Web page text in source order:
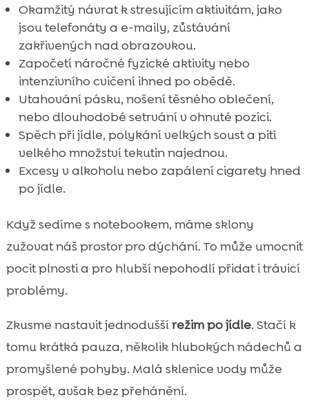
Okamžitý návrat k stresujícím aktivitám, jako
jsou telefonáty a e-maily, zůstávání
zakřivených nad obrazovkou.
Započetí náročné fyzické aktivity nebo
intenzivního cvičení ihned po obědě.
Utahování pásku, nošení těsného oblečení,
nebo dlouhodobé setrvání v ohnuté pozici.
Spěch při jídle, polykání velkých soust a pití
velkého množství tekutin najednou.
Excesy v alkoholu nebo zapálení cigarety hned
po jídle.
Když sedíme s notebookem, máme sklony
zužovat náš prostor pro dýchání. To může umocnit
pocit plnosti a pro hlubší nepohodlí přidat i trávicí
problémy.
Zkusme nastavit jednoduššírežim po jídle. Stačí k
tomu krátká pauza, několik hlubokých nádechů a
promyšlené pohyby. Malá sklenice vody může
prospět, avšak bez přehánění.